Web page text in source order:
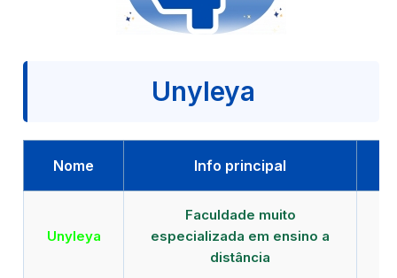
Unyleya
Nome Info principal
Unyleya
Faculdade muito
especializada em ensino a
distância